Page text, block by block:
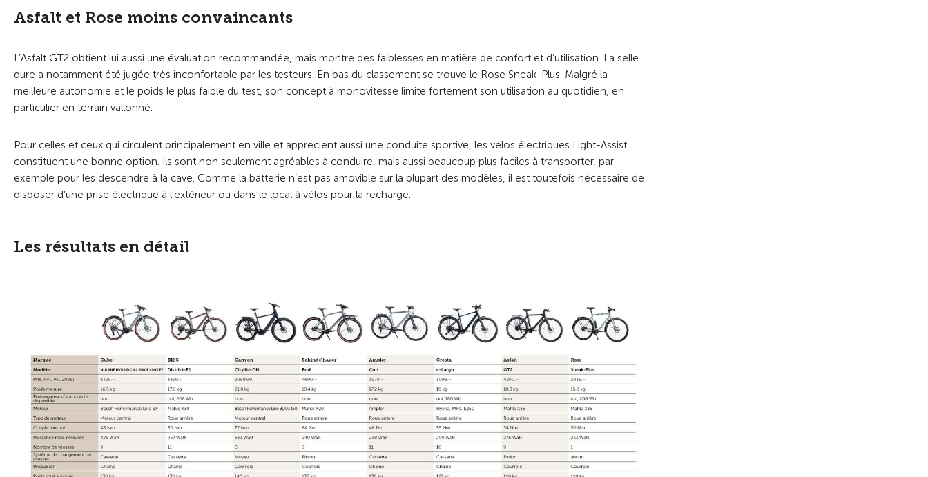
Asfalt et Rose moins convaincants
L’Asfalt GT2 obtient lui aussi une évaluation recommandée, mais montre des faiblesses en matière de confort et d’utilisation. La selle
dure a notamment été jugée très inconfortable par les testeurs. En bas du classement se trouve le Rose Sneak-Plus. Malgré la
meilleure autonomie et le poids le plus faible du test, son concept à monovitesse limite fortement son utilisation au quotidien, en
particulier en terrain vallonné.
Pour celles et ceux qui circulent principalement en ville et apprécient aussi une conduite sportive, les vélos électriques Light-Assist
constituent une bonne option. Ils sont non seulement agréables à conduire, mais aussi beaucoup plus faciles à transporter, par
exemple pour les descendre à la cave. Comme la batterie n’est pas amovible sur la plupart des modèles, il est toutefois nécessaire de
disposer d’une prise électrique à l’extérieur ou dans le local à vélos pour la recharge.
Les résultats en détail